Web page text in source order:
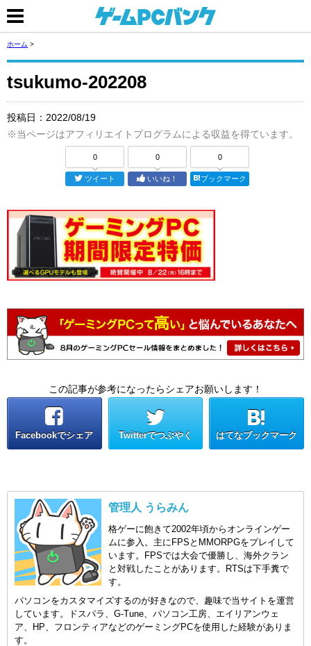
ホーム >
tsukumo-202208
投稿日： 2022/08/19
※当ページはアフィリエイトプログラムによる収益を得ています。
0
ツイート
0
いいね！
0
ブックマーク
この記事が参考になったらシェアお願いします！
Facebookでシェア Twitterでつぶやく はてなブックマーク
管理人 うらみん
格ゲーに飽きて2002年頃からオンラインゲー
ムに参入。主にFPSとMMORPGをプレイして
います。FPSでは大会で優勝し、海外クラン
と対戦したことがあります。RTSは下手糞で
す。
パソコンをカスタマイズするのが好きなので、趣味で当サイトを運営
しています。ドスパラ、G-Tune、パソコン工房、エイリアンウェ
ア、HP、フロンティアなどのゲーミングPCを使用した経験がありま
す。